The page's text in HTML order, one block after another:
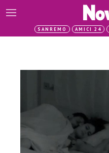
SANREMO AMICI 24